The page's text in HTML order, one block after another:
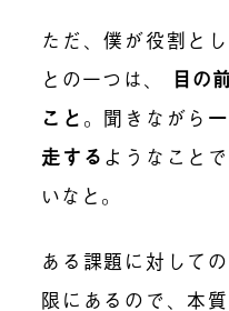
ただ、僕が役割と
との一つは、
目の
こと 。聞きながら
走する ようなこと
いなと。
ある課題に対して
限にあるので、本